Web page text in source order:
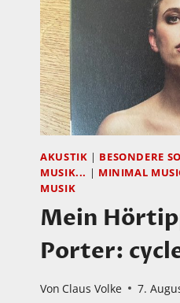
AKUSTIK | BESONDERE
MUSIK... | MINIMAL
MUSIK
Mein
Porter:
Von Claus Volke 7.